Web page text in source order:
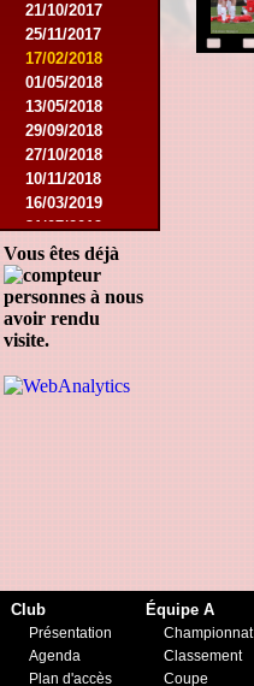
21/10/2017
25/11/2017
17/02/2018
01/05/2018
13/05/2018
29/09/2018
27/10/2018
10/11/2018
16/03/2019
31/07/2019
09/11/2019
23/11/2019
Vous êtes déjà
personnes à nous
avoir rendu
visite.
Club
Présentation
Agenda
Plan d'accès
Équipe A
Championnat
Classement
Coupe